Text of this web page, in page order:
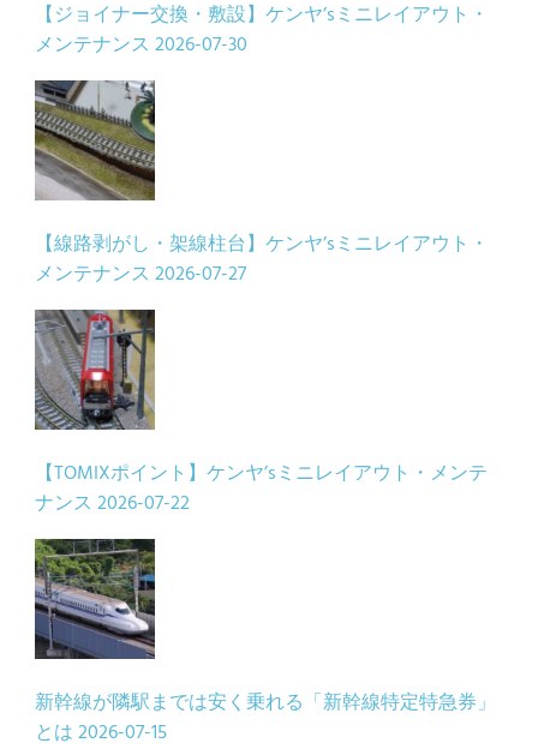
【ジョイナー交換・敷設】ケンヤ’sミニレイアウト・
メンテナンス 2026-07-30
【線路剥がし・架線柱台】ケンヤ’sミニレイアウト・
メンテナンス 2026-07-27
【TOMIXポイント】ケンヤ’sミニレイアウト・メンテ
ナンス 2026-07-22
新幹線が隣駅までは安く乗れる「新幹線特定特急券」
とは2026-07-15